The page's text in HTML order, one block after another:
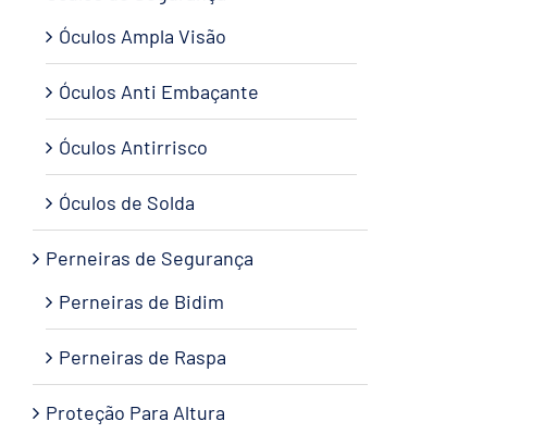
Óculos Ampla Visão
Óculos Anti Embaçante
Óculos Antirrisco
Óculos de Solda
Perneiras de Segurança
Perneiras de Bidim
Perneiras de Raspa
Proteção Para Altura